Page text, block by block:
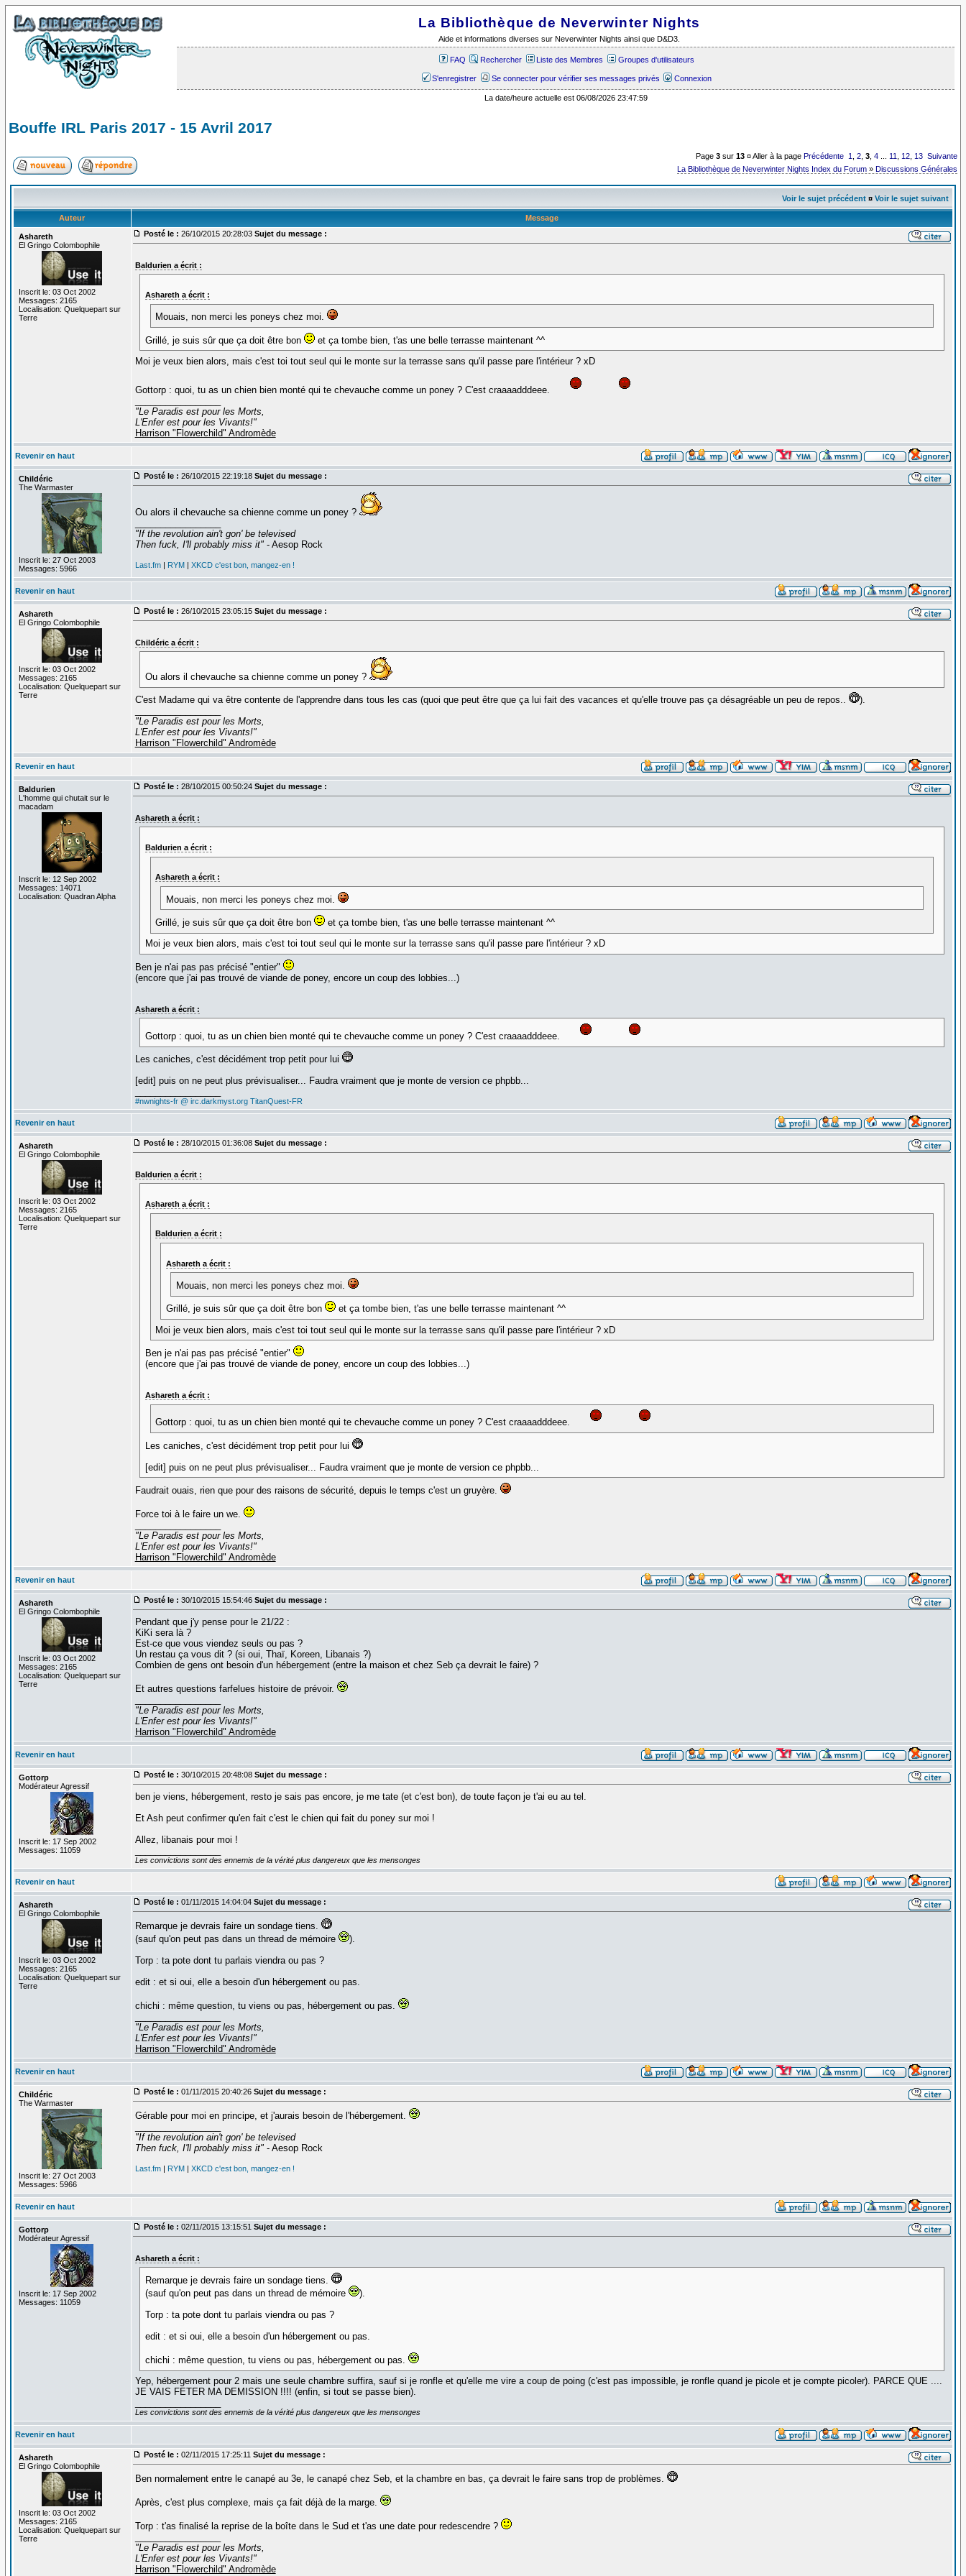
La Bibliothèque de Neverwinter Nights
Aide et informations diverses sur Neverwinter Nights ainsi que D&D3.
FAQ Rechercher Liste des Membres Groupes d'utilisateurs
S'enregistrer Se connecter pour vérifier ses messages privés Connexion
La date/heure actuelle est 06/08/2026 23:47:59
Bouffe IRL Paris 2017 - 15 Avril 2017
Page3 sur13 ¤ Aller à la page Précédente 1 ,2 ,3 ,4 11 12 13 Suivante
La Bibliothèque de Neverwinter Nights Index du Forum »Discussions Générales
Voir le sujet précédent¤ Voir le sujet suivant
Auteur Message
Ashareth
El Gringo Colombophile
Inscrit le: 03 Oct 2002
Messages: 2165
Localisation: Quelquepart sur
Terre
Posté le : 26/10/2015 20:28:03 Sujet du message :
Baldurien a écrit :
Ashareth a écrit :
Mouais, non merci les poneys chez moi.
Grillé, je suis sûr que ça doit être bon
et ça tombe bien, t'as une belle terrasse maintenant ^^
Moi je veux bien alors, mais c'est toi tout seul qui le monte sur la terrasse sans qu'il passe pare l'intérieur ? xD
Gottorp : quoi, tu as un chien bien monté qui te chevauche comme un poney ? C'est craaaadddeee.
"Le Paradis est pour les Morts,
L'Enfer est pour les Vivants!"
Harrison "Flowerchild" Andromède
Revenir en haut
Childéric
The Warmaster
Inscrit le: 27 Oct 2003
Messages: 5966
Posté le : 26/10/2015 22:19:18 Sujet du message :
Ou alors il chevauche sa chienne comme un poney ?
"If the revolution ain't gon' be televised
Then fuck, I'll probably miss it"- Aesop Rock
Last.fm| RYM| XKCD c'est bon, mangez-en !
Revenir en haut
Ashareth
El Gringo Colombophile
Inscrit le: 03 Oct 2002
Messages: 2165
Localisation: Quelquepart sur
Terre
Posté le : 26/10/2015 23:05:15 Sujet du message :
Childéric a écrit :
Ou alors il chevauche sa chienne comme un poney ?
C'est Madame qui va être contente de l'apprendre dans tous les cas (quoi que peut être que ça lui fait des vacances et qu'elle trouve pas ça désagréable un peu de repos..
).
"Le Paradis est pour les Morts,
L'Enfer est pour les Vivants!"
Harrison "Flowerchild" Andromède
Revenir en haut
Baldurien
L'homme qui chutait sur le
macadam
Inscrit le: 12 Sep 2002
Messages: 14071
Localisation: Quadran Alpha
Posté le : 28/10/2015 00:50:24 Sujet du message :
Ashareth a écrit :
Baldurien a écrit :
Ashareth a écrit :
Mouais, non merci les poneys chez moi.
Grillé, je suis sûr que ça doit être bon
et ça tombe bien, t'as une belle terrasse maintenant ^^
Moi je veux bien alors, mais c'est toi tout seul qui le monte sur la terrasse sans qu'il passe pare l'intérieur ? xD
Ben je n'ai pas pas précisé "entier"
(encore que j'ai pas trouvé de viande de poney, encore un coup des lobbies...)
Ashareth a écrit :
Gottorp : quoi, tu as un chien bien monté qui te chevauche comme un poney ? C'est craaaadddeee.
Les caniches, c'est décidément trop petit pour lui
[edit] puis on ne peut plus prévisualiser... Faudra vraiment que je monte de version ce phpbb...
#nwnights-fr @ irc.darkmyst.org TitanQuest-FR
Revenir en haut
Ashareth
El Gringo Colombophile
Inscrit le: 03 Oct 2002
Messages: 2165
Localisation: Quelquepart sur
Terre
Posté le : 28/10/2015 01:36:08 Sujet du message :
Baldurien a écrit :
Ashareth a écrit :
Baldurien a écrit :
Ashareth a écrit :
Mouais, non merci les poneys chez moi.
Grillé, je suis sûr que ça doit être bon
et ça tombe bien, t'as une belle terrasse maintenant ^^
Moi je veux bien alors, mais c'est toi tout seul qui le monte sur la terrasse sans qu'il passe pare l'intérieur ? xD
Ben je n'ai pas pas précisé "entier"
(encore que j'ai pas trouvé de viande de poney, encore un coup des lobbies...)
Ashareth a écrit :
Gottorp : quoi, tu as un chien bien monté qui te chevauche comme un poney ? C'est craaaadddeee.
Les caniches, c'est décidément trop petit pour lui
[edit] puis on ne peut plus prévisualiser... Faudra vraiment que je monte de version ce phpbb...
Faudrait ouais, rien que pour des raisons de sécurité, depuis le temps c'est un gruyère.
Force toi à le faire un we.
"Le Paradis est pour les Morts,
L'Enfer est pour les Vivants!"
Harrison "Flowerchild" Andromède
Revenir en haut
Ashareth
El Gringo Colombophile
Inscrit le: 03 Oct 2002
Messages: 2165
Localisation: Quelquepart sur
Terre
Posté le : 30/10/2015 15:54:46 Sujet du message :
Pendant que j'y pense pour le 21/22 :
KiKi sera là ?
Est-ce que vous viendez seuls ou pas ?
Un restau ça vous dit ? (si oui, Thaï, Koreen, Libanais ?)
Combien de gens ont besoin d'un hébergement (entre la maison et chez Seb ça devrait le faire) ?
Et autres questions farfelues histoire de prévoir.
"Le Paradis est pour les Morts,
L'Enfer est pour les Vivants!"
Harrison "Flowerchild" Andromède
Revenir en haut
Gottorp
Modérateur Agressif
Inscrit le: 17 Sep 2002
Messages: 11059
Posté le : 30/10/2015 20:48:08 Sujet du message :
ben je viens, hébergement, resto je sais pas encore, je me tate (et c'est bon), de toute façon je t'ai eu au tel.
Et Ash peut confirmer qu'en fait c'est le chien qui fait du poney sur moi !
Allez, libanais pour moi !
Les convictions sont des ennemis de la vérité plus dangereux que les mensonges
Revenir en haut
Ashareth
El Gringo Colombophile
Inscrit le: 03 Oct 2002
Messages: 2165
Localisation: Quelquepart sur
Terre
Posté le : 01/11/2015 14:04:04 Sujet du message :
Remarque je devrais faire un sondage tiens.
(sauf qu'on peut pas dans un thread de mémoire
).
Torp : ta pote dont tu parlais viendra ou pas ?
edit : et si oui, elle a besoin d'un hébergement ou pas.
chichi : même question, tu viens ou pas, hébergement ou pas.
"Le Paradis est pour les Morts,
L'Enfer est pour les Vivants!"
Harrison "Flowerchild" Andromède
Revenir en haut
Childéric
The Warmaster
Inscrit le: 27 Oct 2003
Messages: 5966
Posté le : 01/11/2015 20:40:26 Sujet du message :
Gérable pour moi en principe, et j'aurais besoin de l'hébergement.
"If the revolution ain't gon' be televised
Then fuck, I'll probably miss it"- Aesop Rock
Last.fm| RYM| XKCD c'est bon, mangez-en !
Revenir en haut
Gottorp
Modérateur Agressif
Inscrit le: 17 Sep 2002
Messages: 11059
Posté le : 02/11/2015 13:15:51 Sujet du message :
Ashareth a écrit :
Remarque je devrais faire un sondage tiens.
(sauf qu'on peut pas dans un thread de mémoire
).
Torp : ta pote dont tu parlais viendra ou pas ?
edit : et si oui, elle a besoin d'un hébergement ou pas.
chichi : même question, tu viens ou pas, hébergement ou pas.
Yep, hébergement pour 2 mais une seule chambre suffira, sauf si je ronfle et qu'elle me vire a coup de poing (c'est pas impossible, je ronfle quand je picole et je compte picoler). PARCE QUE ....
JE VAIS FETER MA DEMISSION !!!! (enfin, si tout se passe bien).
Les convictions sont des ennemis de la vérité plus dangereux que les mensonges
Revenir en haut
Ashareth
El Gringo Colombophile
Inscrit le: 03 Oct 2002
Messages: 2165
Localisation: Quelquepart sur
Terre
Posté le : 02/11/2015 17:25:11 Sujet du message :
Ben normalement entre le canapé au 3e, le canapé chez Seb, et la chambre en bas, ça devrait le faire sans trop de problèmes.
Après, c'est plus complexe, mais ça fait déjà de la marge.
Torp : t'as finalisé la reprise de la boîte dans le Sud et t'as une date pour redescendre ?
"Le Paradis est pour les Morts,
L'Enfer est pour les Vivants!"
Harrison "Flowerchild" Andromède